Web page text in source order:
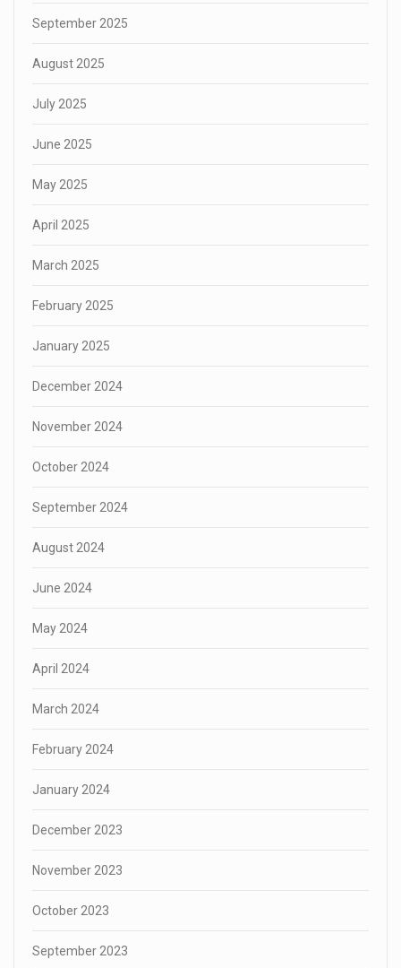
September 2025
August 2025
July 2025
June 2025
May 2025
April 2025
March 2025
February 2025
January 2025
December 2024
November 2024
October 2024
September 2024
August 2024
June 2024
May 2024
April 2024
March 2024
February 2024
January 2024
December 2023
November 2023
October 2023
September 2023